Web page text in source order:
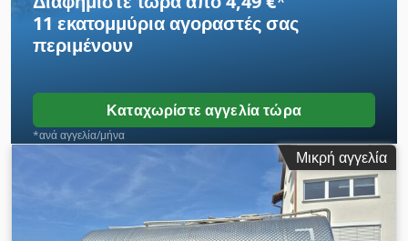
11 εκατομμύρια αγοραστέςσας
περιμένουν
Καταχωρίστε αγγελία τώρα
*ανά αγγελία/μήνα
Μικρή αγγελία